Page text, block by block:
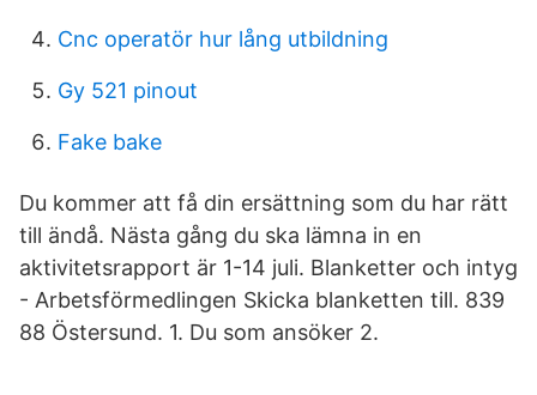
Cnc operatör hur lång utbildning
Gy 521 pinout
Fake bake
Du kommer att få din ersättning som du har rätt
till ändå. Nästa gång du ska lämna in en
aktivitetsrapport är 1-14 juli. Blanketter och intyg
- Arbetsförmedlingen Skicka blanketten till. 839
88 Östersund. 1. Du som ansöker 2.